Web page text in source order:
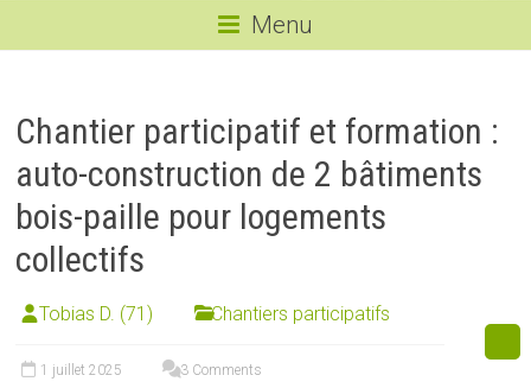
même
Menu
Chantier participatif et formation :
auto-construction de 2 bâtiments
bois-paille pour logements
collectifs
Tobias D. (71) Chantiers participatifs
1 juillet 2025 3 Comments